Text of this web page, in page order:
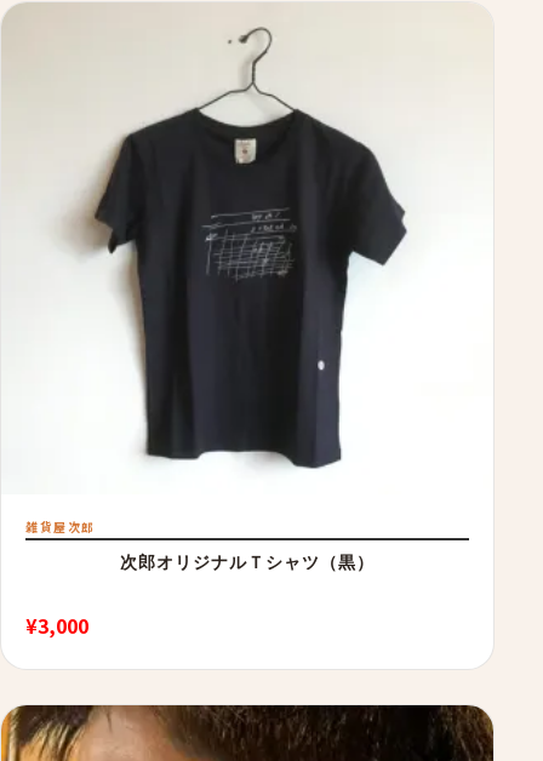
雑貨屋次郎
次郎オリジナルＴシャツ（黒）
¥3,000